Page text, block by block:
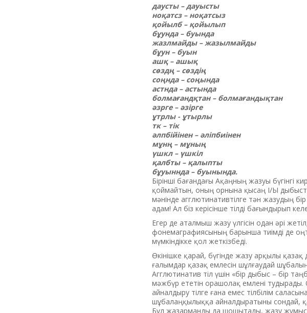
даусты – дауысты
ноқатсз – ноқатсыз
қойылб – қойылып
бұунда – буында
жазлмайды – жазылмайды
бұун – буын
ашқ – ашық
сөздң – сөздің
соңнда – соңында
астнда – астында
болмағандқтан – болмағандықтан
әзрге – әзірге
ұтрлы - ұтырлы
тк – тік
әлпбійінен – әліпбиінен
мұнң – мұның
үшкл – үшкіл
қалбты – қалыпты
бұуыннда – буынында.
Бірінші бағандағы Ақаңның жазуы бүгінгі
қоймайтын, оның орнына қысаң І/Ы
мәнінде агглютинативтілге тән жазудың
адам! Ал біз керісінше тілді бағындырып
Егер де аталмыш жазу үлгісін одан әрі
фонемаграфиясының барынша тиімді де
мүмкіндікке қол жеткізбеді.
Өкінішке қарай, бүгінде жазу арқылы
ғалымдар қазақ емлесін шұлғаудай
Агглютинатив тіл үшін «бір дыбыс – бір
мәжбүр ететін орашолақ емлені
айналдыру тілге ғана емес тілбілім
шұбалаңқылыққа айналдыратыны сондай,
Бұл жазарманды да шошытады, жазу